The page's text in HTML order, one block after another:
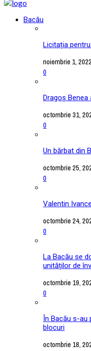
Bacău
Licitația
noiembrie 1, 2022
0
Dragoș Benea
octombrie 31,
0
Un bărbat din
octombrie 25,
0
Valentin
octombrie 24,
0
La Bacău se
unităților de
octombrie 19,
0
În Bacău s-au
blocuri
octombrie 18,